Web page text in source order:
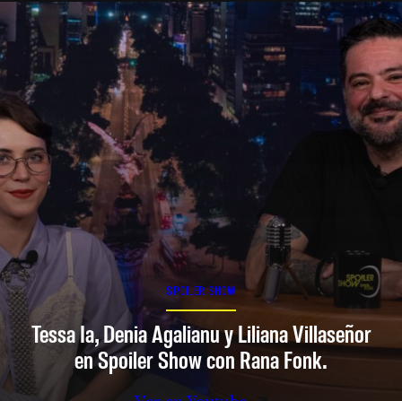
SPOILER SHOW
Tessa Ia, Denia Agalianu y Liliana Villaseñor
en Spoiler Show con Rana Fonk.